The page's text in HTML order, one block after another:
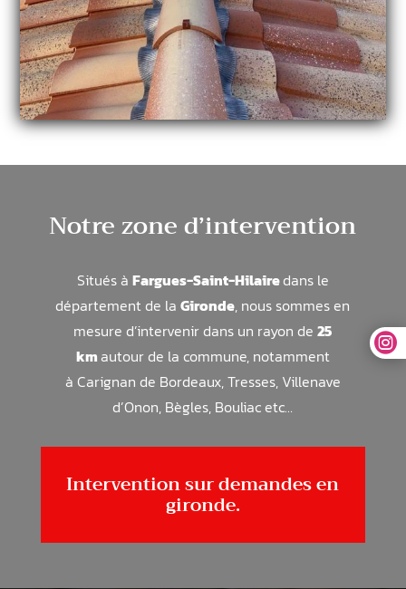
Notre zone d’intervention
Situés à Fargues-Saint-Hilairedans le
département de la Gironde, nous sommes en
mesure d’intervenir dans un rayon de 25
km autour de la commune, notamment
à Carignan de Bordeaux, Tresses, Villenave
d’Onon, Bègles, Bouliac etc…
Intervention sur demandes en
gironde.
